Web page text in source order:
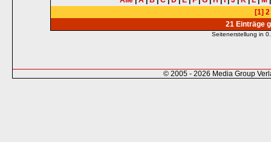
[1] 2
21 Einträge
Seitenerstellung in
© 2005 - 2026 Media Group